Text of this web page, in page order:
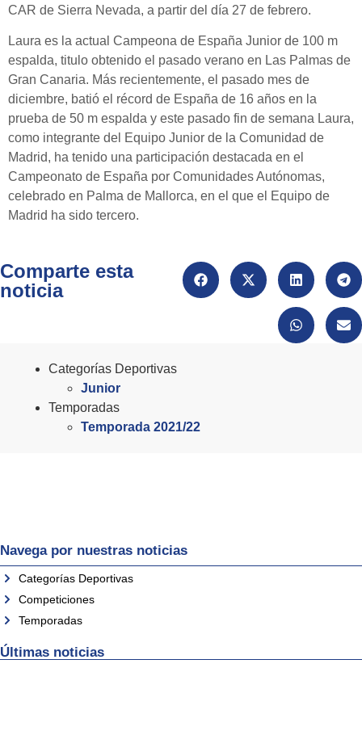
CAR de Sierra Nevada, a partir del día 27 de febrero.
Laura es la actual Campeona de España Junior de 100 m
espalda, titulo obtenido el pasado verano en Las Palmas de
Gran Canaria. Más recientemente, el pasado mes de
diciembre, batió el récord de España de 16 años en la
prueba de 50 m espalda y este pasado fin de semana Laura,
como integrante del Equipo Junior de la Comunidad de
Madrid, ha tenido una participación destacada en el
Campeonato de España por Comunidades Autónomas,
celebrado en Palma de Mallorca, en el que el Equipo de
Madrid ha sido tercero.
Comparte esta
noticia
Categorías Deportivas
Junior
Temporadas
Temporada 2021/22
Navega por nuestras noticias
Categorías Deportivas
Competiciones
Temporadas
Últimas noticias